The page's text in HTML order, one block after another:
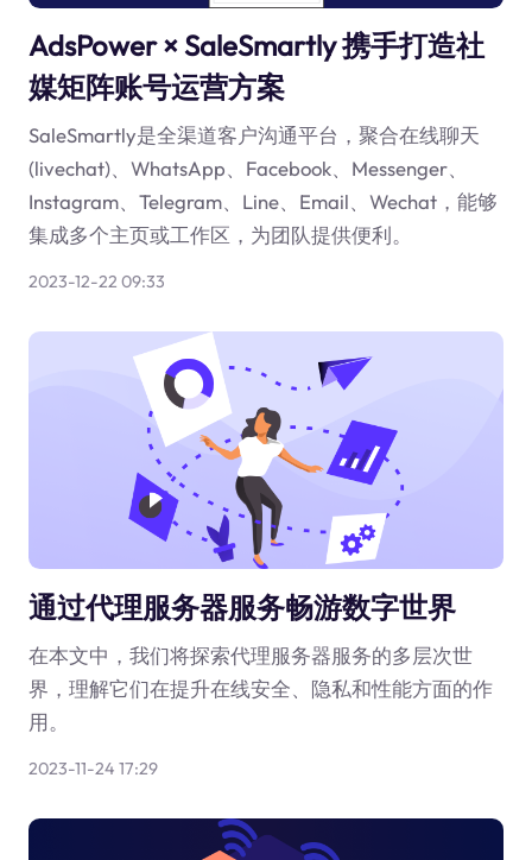
AdsPower × SaleSmartly 携手打造社
媒矩阵账号运营方案
SaleSmartly是全渠道客户沟通平台，聚合在线聊天
(livechat)、WhatsApp、Facebook、Messenger、
Instagram、Telegram、Line、Email、Wechat，能够
集成多个主页或工作区，为团队提供便利。
2023-12-22 09:33
通过代理服务器服务畅游数字世界
在本文中，我们将探索代理服务器服务的多层次世
界，理解它们在提升在线安全、隐私和性能方面的作
用。
2023-11-24 17:29